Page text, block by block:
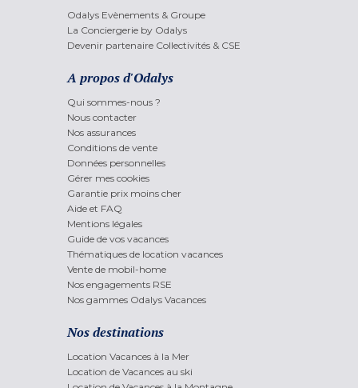
Odalys Evènements & Groupe
La Conciergerie by Odalys
Devenir partenaire Collectivités & CSE
A propos d'Odalys
Qui sommes-nous ?
Nous contacter
Nos assurances
Conditions de vente
Données personnelles
Gérer mes cookies
Garantie prix moins cher
Aide et FAQ
Mentions légales
Guide de vos vacances
Thématiques de location vacances
Vente de mobil-home
Nos engagements RSE
Nos gammes Odalys Vacances
Nos destinations
Location Vacances à la Mer
Location de Vacances au ski